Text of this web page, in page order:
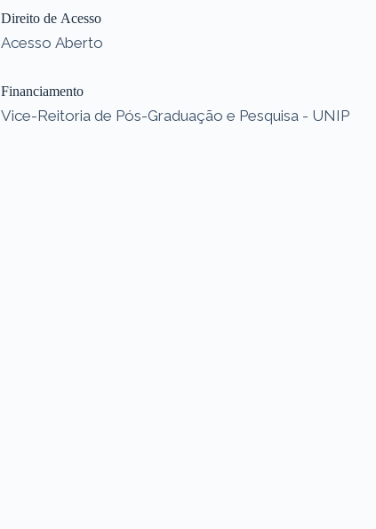
Direito de Acesso
Acesso Aberto
Financiamento
Vice-Reitoria de Pós-Graduação e Pesquisa - UNIP